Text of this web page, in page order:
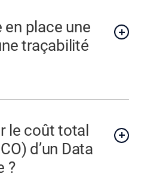
place une
traçabilité
le coût total
d’un Data
?